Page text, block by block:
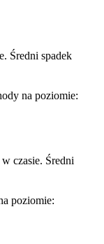
Średni spadek
na poziomie:
czasie. Średni
poziomie: